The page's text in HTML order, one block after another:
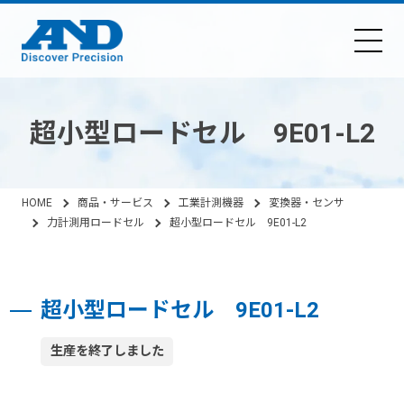
超小型ロードセル 9E01-L2
HOME 商品・サービス 工業計測機器
変換器・センサ
力計測用ロードセル
超小型ロードセル 9E01-L2
超小型ロードセル 9E01-L2
生産を終了しました